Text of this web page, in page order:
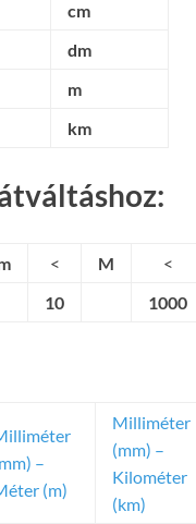
cm
dm
m
km
< M
<
10 1000
–
(m)
Milliméter
(mm) –
Kilométer
(km)